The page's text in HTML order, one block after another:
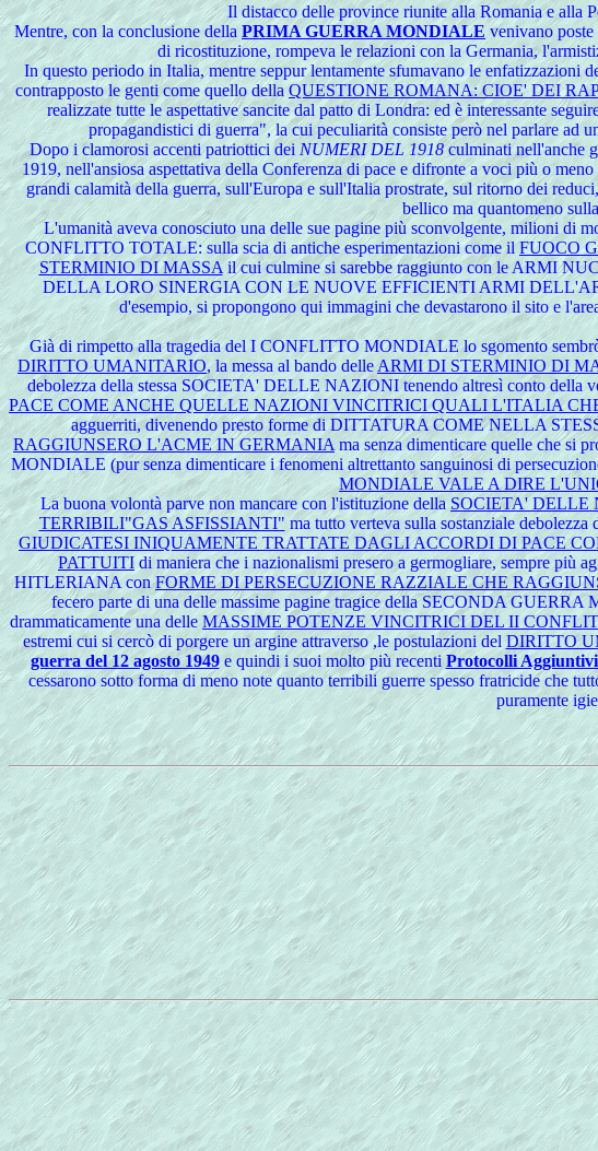
Il distacco delle province riunite alla Romania e alla
Mentre, con la conclusione dellaPRIMA GUERRA MONDIALEvenivano poste
di ricostituzione, rompeva le relazioni con la Germania,
In questo periodo in Italia, mentre seppur lentamente sfumavano le enfatizzazioni
contrapposto le genti come quello dellaQUESTIONE ROMANA: CIOE' DEI
realizzate tutte le aspettative sancite dal patto di Londra: ed è interessante
propagandistici di guerra", la cui peculiarità consiste però nel parlare
Dopo i clamorosi accenti patriottici dei NUMERI DEL 1918culminati nell'anche
1919, nell'ansiosa aspettativa della Conferenza di pace e difronte a voci più o
grandi calamità della guerra, sull'Europa e sull'Italia prostrate, sul ritorno dei
bellico ma quantomeno
L'umanità aveva conosciuto una delle sue pagine più sconvolgente, milioni di
CONFLITTO TOTALE: sulla scia di antiche esperimentazioni come ilFUOCO
STERMINIO DI MASSAil cui culmine si sarebbe raggiunto con le ARMI
DELLA LORO SINERGIA CON LE NUOVE EFFICIENTI ARMI
d'esempio, si propongono qui immagini che devastarono il sito e
Già di rimpetto alla tragedia del I CONFLITTO MONDIALE lo sgomento
DIRITTO UMANITARIO, la messa al bando delleARMI DI STERMINIO DI
debolezza della stessa SOCIETA' DELLE NAZIONI tenendo altresì conto della
PACE COME ANCHE QUELLE NAZIONI VINCITRICI QUALI L'ITALIA
agguerriti, divenendo presto forme di DITTATURA COME NELLA
RAGGIUNSERO L'ACME IN GERMANIA ma senza dimenticare quelle che si
MONDIALE (pur senza dimenticare i fenomeni altrettanto sanguinosi di
MONDIALE VALE A DIRE
La buona volontà parve non mancare con l'istituzione della SOCIETA' DELLE
TERRIBILI"GAS ASFISSIANTI" ma tutto verteva sulla sostanziale
GIUDICATESI INIQUAMENTE TRATTATE DAGLI ACCORDI DI PACE
PATTUITI di maniera che i nazionalismi presero a germogliare, sempre
HITLERIANA conFORME DI PERSECUZIONE RAZZIALE CHE
fecero parte di una delle massime pagine tragice della SECONDA GUERRA
drammaticamente una delle MASSIME POTENZE VINCITRICI DEL II
estremi cui si cercò di porgere un argine attraverso ,le postulazioni del DIRITTO
guerra del 12 agosto 1949e quindi i suoi molto più recentiProtocolli Aggiuntivi
cessarono sotto forma di meno note quanto terribili guerre spesso fratricide che
puramente